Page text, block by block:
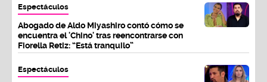
Espectáculos
Abogado de Aldo Miyashiro contó cómo se
encuentra el 'Chino' tras reencontrarse con
Fiorella Retiz: “Está tranquilo”
Espectáculos